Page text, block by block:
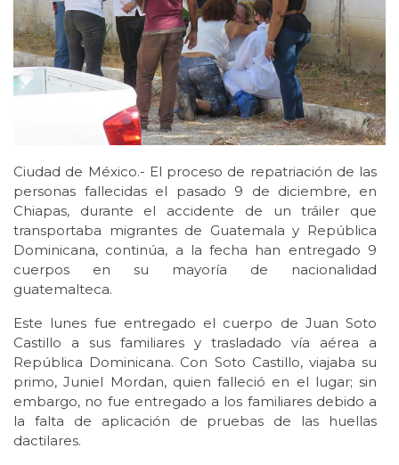
Ciudad de México.- El proceso de repatriación de las
personas fallecidas el pasado 9 de diciembre, en
Chiapas, durante el accidente de un tráiler que
transportaba migrantes de Guatemala y República
Dominicana, continúa, a la fecha han entregado 9
cuerpos en su mayoría de nacionalidad
guatemalteca.
Este lunes fue entregado el cuerpo de Juan Soto
Castillo a sus familiares y trasladado vía aérea a
República Dominicana. Con Soto Castillo, viajaba su
primo, Juniel Mordan, quien falleció en el lugar; sin
embargo, no fue entregado a los familiares debido a
la falta de aplicación de pruebas de las huellas
dactilares.